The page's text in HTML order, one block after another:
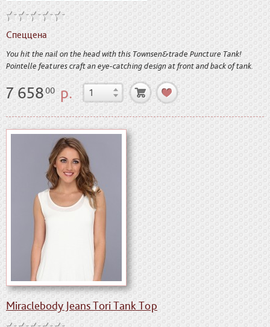
Спеццена
You hit the nail on the head with this Townsen&trade Puncture Tank!
Pointelle features craft an eye-catching design at front and back of tank.
7 65800 р.
Miraclebody Jeans Tori Tank Top